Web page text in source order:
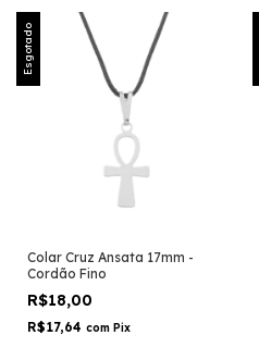
Esgotado
Colar Cruz Ansata 17mm -
Cordão Fino
R$18,00
R$17,64 com Pix